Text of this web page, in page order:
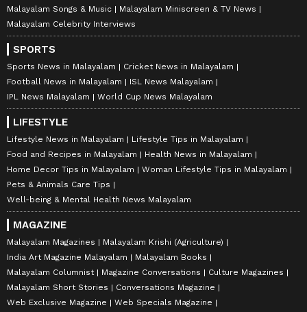
Malayalam Songs & Music
Malayalam Miniscreen & TV News
Malayalam Celebrity Interviews
SPORTS
Sports News in Malayalam
Cricket News in Malayalam
Football News in Malayalam
ISL News Malayalam
IPL News Malayalam
World Cup News Malayalam
LIFESTYLE
Lifestyle News in Malayalam
Lifestyle Tips in Malayalam
Food and Recipes in Malayalam
Health News in Malayalam
Home Decor Tips in Malayalam
Woman Lifestyle Tips in Malayalam
Pets & Animals Care Tips
Well-being & Mental Health News Malayalam
MAGAZINE
Malayalam Magazines
Malayalam Krishi (Agriculture)
India Art Magazine Malayalam
Malayalam Books
Malayalam Columnist
Magazine Conversations
Culture Magazines
Malayalam Short Stories
Conversations Magazine
Web Exclusive Magazine
Web Specials Magazine